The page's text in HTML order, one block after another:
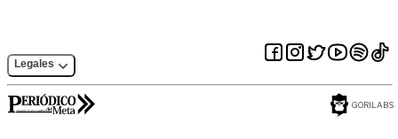
Legales
GORILABS